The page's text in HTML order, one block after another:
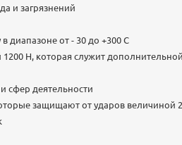
и загрязнений
диапазоне от - 30 до +300 С
Н, которая служит
сфер деятельности
защищают от ударов величиной